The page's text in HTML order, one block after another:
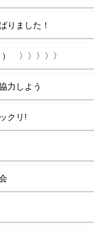
りました！
ゞ〉〉〉〉〉
力しよう
クリ!